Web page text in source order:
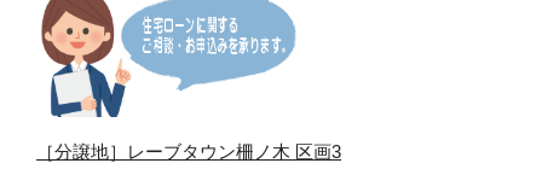
［分譲地］レーブタウン柵ノ木 区画3